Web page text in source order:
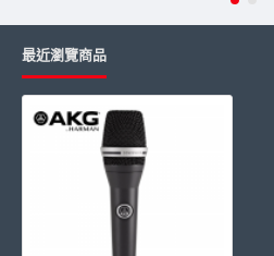
尺寸：高：185 mm 寬：51mm 重
接頭類別：公頭觸點3Pin
電源接口：電壓9 – 52V 電流3mA
最近瀏覽商品